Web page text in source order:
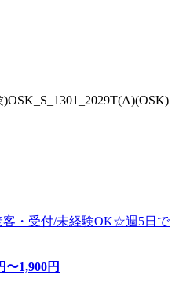
客・受付/未経験OK☆週5日で
〜1,900円